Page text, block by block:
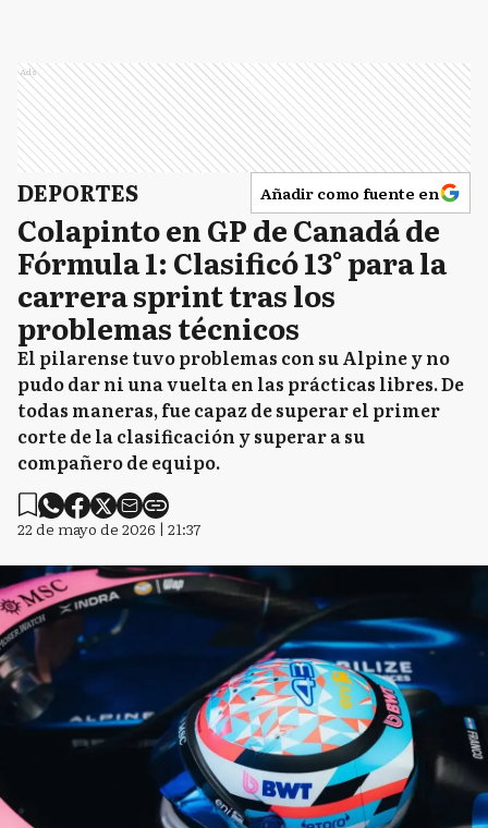
Ads
DEPORTES Añadir como fuente en
Colapinto en GP de Canadá de
Fórmula 1: Clasificó 13° para la
carrera sprint tras los
problemas técnicos
El pilarense tuvo problemas con su Alpine y no
pudo dar ni una vuelta en las prácticas libres. De
todas maneras, fue capaz de superar el primer
corte de la clasificación y superar a su
compañero de equipo.
22 de mayo de 2026 | 21:37